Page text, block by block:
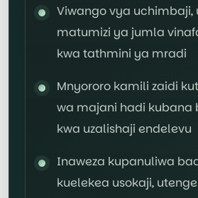
Viwango vya uchimbaji,
matumizi ya jumla
kwa tathmini ya mradi
Mnyororo kamili zaidi
wa majani hadi kubana
kwa uzalishaji endelevu
Inaweza kupanuliwa
kuelekea usokaji,